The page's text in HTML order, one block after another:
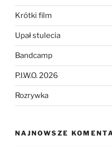
Krótki film
Upał stulecia
Bandcamp
P.I.W.O. 2026
Rozrywka
NAJNOWSZE